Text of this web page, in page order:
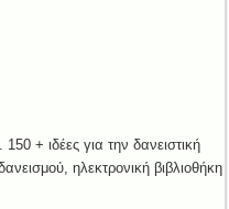
150 + ιδέες για την δανειστική
ηλεκτρονική βιβλιοθήκη